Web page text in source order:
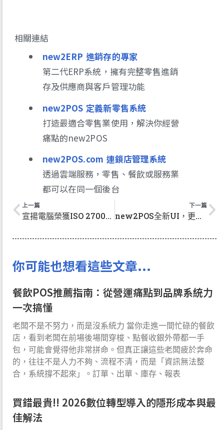
相關連結
new2ERP 進銷存的專家
第二代ERP系統，擁有完整零售進銷
存及供應商與客戶管理功能
new2POS 定義新零售系統
打造最適合零售業使用，解決你經營
痛點的new2POS
new2POS.com 連鎖店管理系統
透過雲端服務，零售、餐飲或服務業
都可以在同一個後台
上一頁
上一篇
宣揚電腦榮獲ISO 27001認證 提升資訊安全再攀高峰
下一篇
new2POS全新UI，更直覺、更流暢
你可能也想看這些文章...
餐飲POS推薦指南：從營運痛點到品牌系統力
一次搞懂
老闆不是不努力，而是沒系統力 當你走進一間忙碌的餐飲
店，看到老闆在前場後場間穿梭、點餐收銀外帶都一手
包，可能會覺得他非常拼命。但真正讓這些老闆疲於奔命
的，往往不是人力不夠、流程不清，而是「資訊無法整
合，系統撐不起來」。訂單、出單、庫存、報表
買錯最貴!! 2026數位轉型導入的隱形成本與最
佳解法